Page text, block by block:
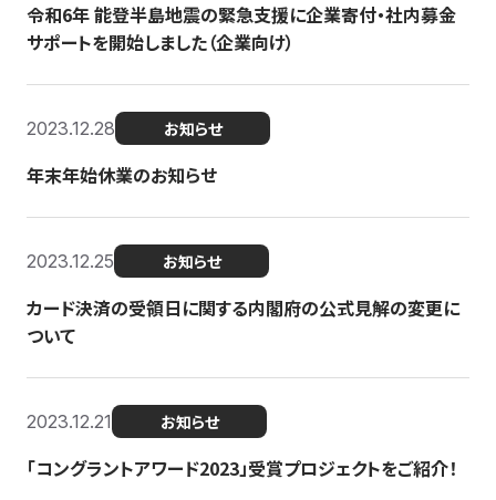
令和6年 能登半島地震の緊急支援に企業寄付・社内募金
サポートを開始しました（企業向け）
2023.12.28 お知らせ
年末年始休業のお知らせ
2023.12.25 お知らせ
カード決済の受領日に関する内閣府の公式見解の変更に
ついて
2023.12.21 お知らせ
「コングラントアワード2023」受賞プロジェクトをご紹介！